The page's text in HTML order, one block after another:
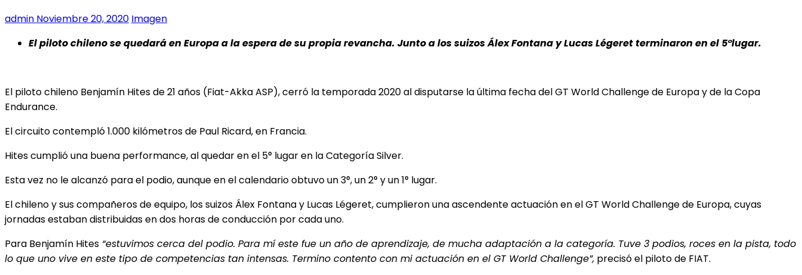
admin Noviembre 20, 2020 Imagen
El piloto chileno se quedará en Europa a la espera de su propia revancha. Junto a los suizos Álex Fontana y Lucas Légeret terminaron en el 5°lugar.
El piloto chileno Benjamín Hites de 21 años (Fiat-Akka ASP), cerró la temporada 2020 al disputarse la última fecha del GT World Challenge de Europa y de la Copa
Endurance.
El circuito contempló 1.000 kilómetros de Paul Ricard, en Francia.
Hites cumplió una buena performance, al quedar en el 5° lugar en la Categoría Silver.
Esta vez no le alcanzó para el podio, aunque en el calendario obtuvo un 3°, un 2° y un 1° lugar.
El chileno y sus compañeros de equipo, los suizos Álex Fontana y Lucas Légeret, cumplieron una ascendente actuación en el GT World Challenge de Europa, cuyas
jornadas estaban distribuidas en dos horas de conducción por cada uno.
Para Benjamín Hites “estuvimos cerca del podio. Para mí este fue un año de aprendizaje, de mucha adaptación a la categoría. Tuve 3 podios, roces en la pista, todo
lo que uno vive en este tipo de competencias tan intensas. Termino contento con mi actuación en el GT World Challenge”, precisó el piloto de FIAT.